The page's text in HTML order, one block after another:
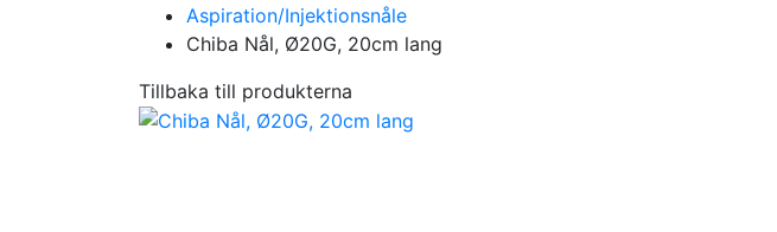
Aspiration/Injektionsnåle
Chiba Nål, Ø20G, 20cm lang
Tillbaka till produkterna